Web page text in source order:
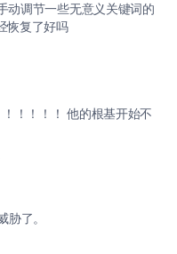
动调节一些无意义关键词的
恢复了好吗
！！！！ 他的根基开始不
了。